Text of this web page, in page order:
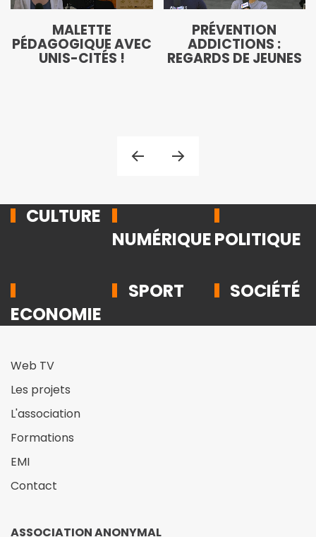
MALETTE
PÉDAGOGIQUE AVEC
UNIS-CITÉS !
PRÉVENTION
ADDICTIONS :
REGARDS DE JEUNES
CULTURE
NUMÉRIQUEPOLITIQUE
ECONOMIE
SPORT SOCIÉTÉ
Web TV
Les projets
L'association
Formations
EMI
Contact
ASSOCIATION ANONYMAL